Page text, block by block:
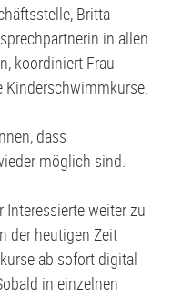
Britta
in allen
koordiniert Frau
Kinderschwimmkurse.
dass
möglich sind.
weiter zu
der heutigen Zeit
ab sofort digital
in einzelnen